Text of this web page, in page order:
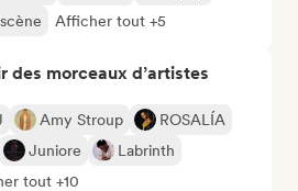
Afficher tout +5
des morceaux d’artistes
Amy Stroup
ROSALÍA
Juniore
Labrinth
tout +10